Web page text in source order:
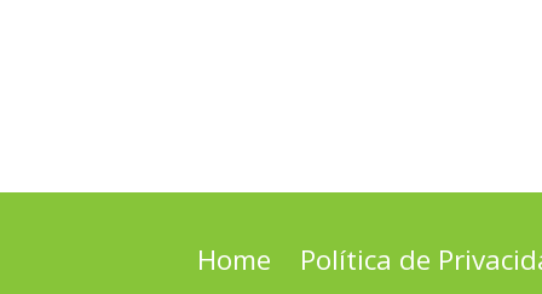
Home Política de